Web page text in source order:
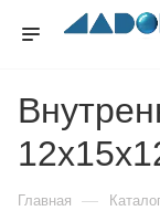
Главная — Каталог